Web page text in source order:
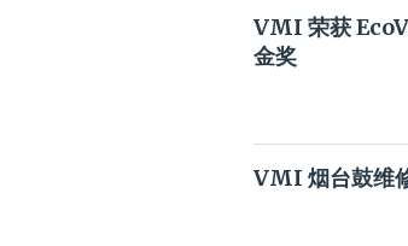
VMI 荣获
金奖
VMI 烟台鼓维